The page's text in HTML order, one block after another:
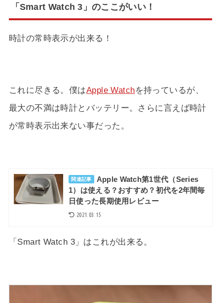
「Smart Watch 3」のここがいい！
時計の常時表示が出来る！
これに尽きる。僕はApple Watchを持っているが、
最大の不満は時計とバッテリー。さらに言えば時計
が常時表示出来ない事だった。
関連記事
Apple Watch第1世代（Series
1）は使える？おすすめ？初代を2年間毎
日使った長期使用レビュー
2021.03.15
「Smart Watch 3」はこれが出来る。